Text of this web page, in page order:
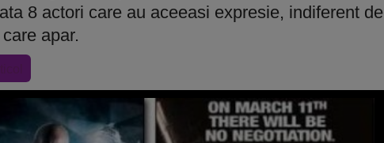
8 actori care au aceeasi expresie, indiferent de
apar.